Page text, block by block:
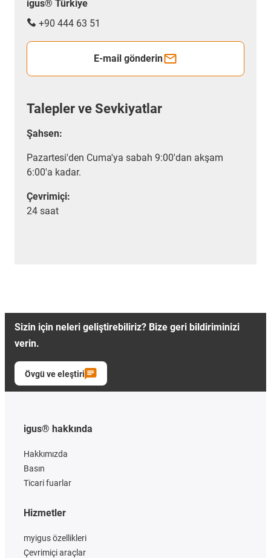
igus® Türkiye
+90 444 63 51
E-mail gönderin
Talepler ve Sevkiyatlar
Şahsen:
Pazartesi'den Cuma'ya sabah 9:00'dan akşam
6:00'a kadar.
Çevrimiçi:
24 saat
Sizin için neleri geliştirebiliriz? Bize geri bildiriminizi
verin.
Övgü ve eleştiri
igus® hakkında
Hakkımızda
Basın
Ticari fuarlar
Hizmetler
myigus özellikleri
Çevrimiçi araçlar